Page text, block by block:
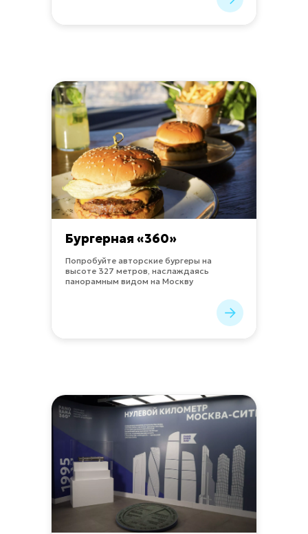
Бургерная «360»
Попробуйте авторские бургеры на
высоте 327 метров, наслаждаясь
панорамным видом на Москву